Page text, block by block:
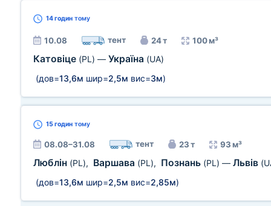
14 годин тому
10.08 тент 24 т 100 м³
Катовіце (PL) — Україна (UA)
(дов=13,6м шир=2,5м вис=3м)
15 годин тому
08.08–31.08 тент 23 т 93 м³
Люблін (PL), Варшава (PL), Познань (PL) — Львів
(дов=13,6м шир=2,5м вис=2,85м)